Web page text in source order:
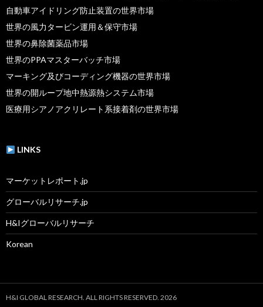
自動車アイドリング防止装置の世界市場
世界の風力タービン運用＆保守市場
世界の鼻除菌薬品市場
世界のPPAマスターバッチ市場
マーキング及びコーディング機器の世界市場
世界の開ループ地中熱源熱システム市場
医療用シアノアクリレート系接着剤の世界市場
LINKS
マーケットレポート.jp
グローバルリサーチ.jp
H&Iグローバルリサーチ
Korean
H&I GLOBAL RESEARCH. ALL RIGHTS RESERVED. 2026